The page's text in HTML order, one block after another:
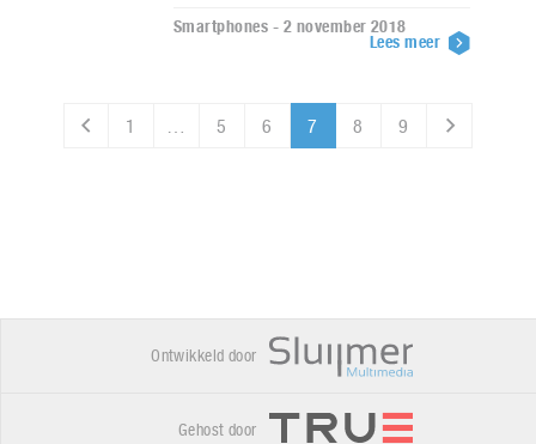
Smartphones - 2 november 2018
Lees meer
1 … 5 6 7 8 9
Ontwikkeld door
Gehost door